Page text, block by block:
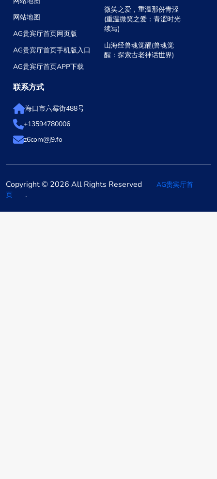
网站地图
AG贵宾厅首页网页版
AG贵宾厅首页手机版入口
AG贵宾厅首页APP下载
微笑之爱，重温那份青涩
(重温微笑之爱：青涩时光
续写)
山海经兽魂觉醒(兽魂觉
醒：探索古老神话世界)
联系方式
海口市六霉街488号
+13594780006
z6com@j9.fo
Copyright © 2026 All Rights Reserved
AG贵宾厅首
页
.